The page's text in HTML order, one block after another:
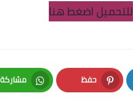
للتحميل اضغط هنا
حفظ
Pinterest
مشاركة
Whatsapp